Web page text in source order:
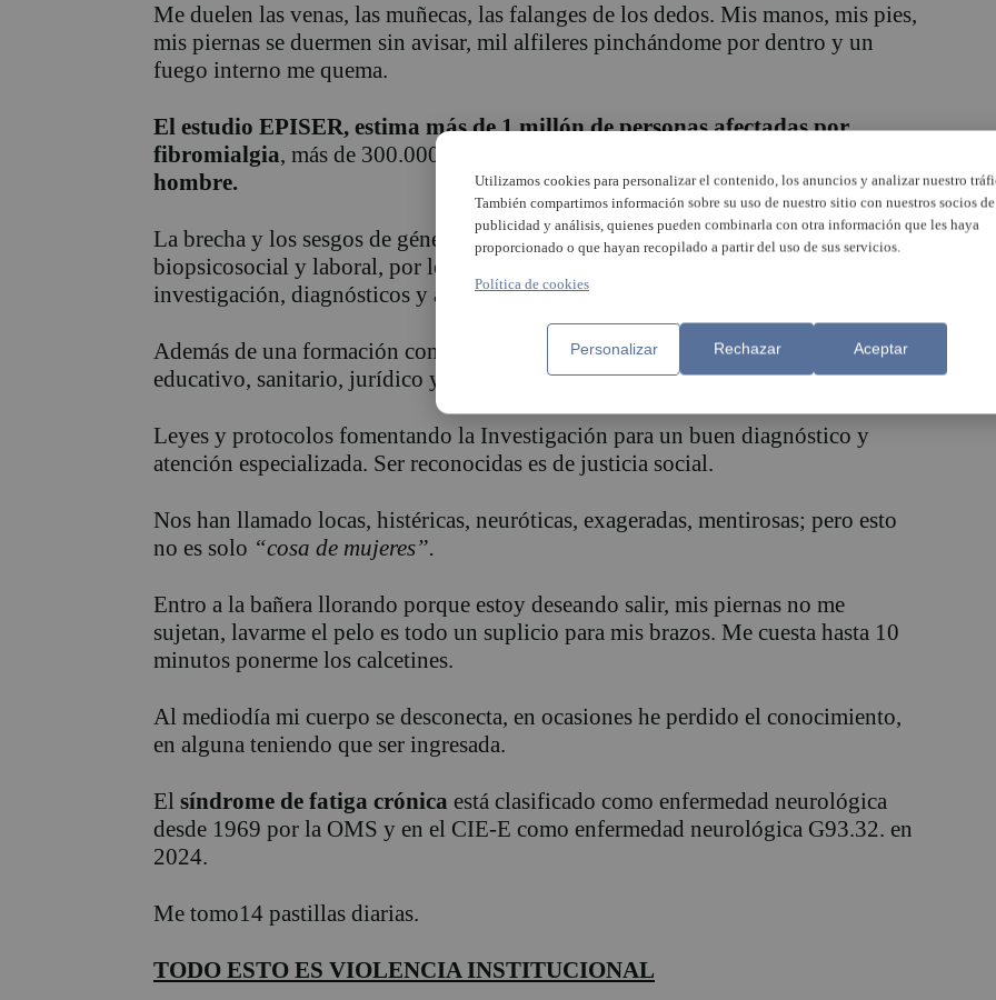
Me duelen las venas, las muñecas, las falanges de los dedos. Mis manos, mis pies,
mis piernas se duermen sin avisar, mil alfileres pinchándome por dentro y un
fuego interno me quema.
El estudio EPISER, estima más de 1 millón de personas afectadas por
fibromialgia, más de 300.000 diagnosticadas.
hombre.
La brecha y los sesgos de género agravan y afectan a nuestra vida a nivel
biopsicosocial y laboral, por lo que urge aplicar la morbilidad diferencial en la
investigación, diagnósticos y atención.
Además de una formación con perspectiva feminista y de género en el ámbito
educativo, sanitario, jurídico y político.
Leyes y protocolos fomentando la Investigación para un buen diagnóstico y
atención especializada. Ser reconocidas es de justicia social.
Nos han llamado locas, histéricas, neuróticas, exageradas, mentirosas; pero esto
no es solo “cosa de mujeres”.
Entro a la bañera llorando porque estoy deseando salir, mis piernas no me
sujetan, lavarme el pelo es todo un suplicio para mis brazos. Me cuesta hasta 10
minutos ponerme los calcetines.
Al mediodía mi cuerpo se desconecta, en ocasiones he perdido el conocimiento,
en alguna teniendo que ser ingresada.
El síndrome de fatiga crónica está clasificado como enfermedad neurológica
desde 1969 por la OMS y en el CIE-E como enfermedad neurológica G93.32. en
2024.
Me tomo14 pastillas diarias.
TODO ESTO ES VIOLENCIA INSTITUCIONAL
Utilizamos cookies para personalizar el contenido, los anuncios y analizar nuestro
También compartimos información sobre su uso de nuestro sitio con nuestros socios de
publicidad y análisis, quienes pueden combinarla con otra información que les haya
proporcionado o que hayan recopilado a partir del uso de sus servicios.
Política de cookies
Personalizar Rechazar Aceptar